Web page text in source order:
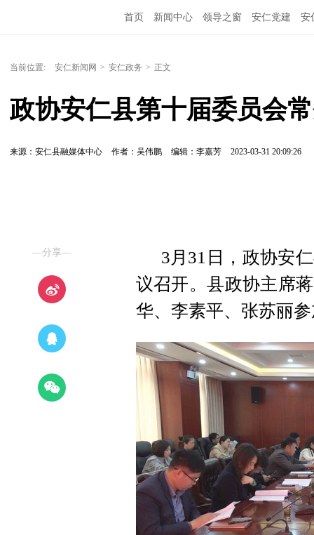
首页 新闻中心 领导之窗 安仁党建 安
当前位置: 安仁新闻网 > 安仁政务 > 正文
政协安仁县第十届委员会
来源：安仁县融媒体中心 作者：吴伟鹏 编辑：李嘉芳 2023-03-31 20:09:26
—分享—
3月31日，政协安
议召开。县政协主席
华、李素平、张苏丽